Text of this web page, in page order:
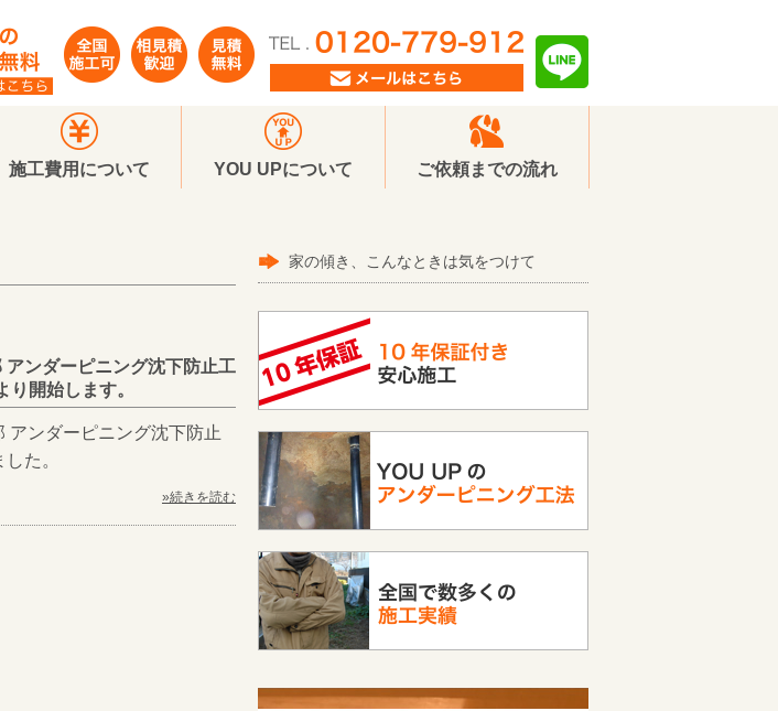
施工費用について YOU UPについて ご依頼までの流れ
アンダーピニング沈下防止工
開始します。
アンダーピニング沈下防止
た。
»続きを読む
家の傾き、こんなときは気をつけて